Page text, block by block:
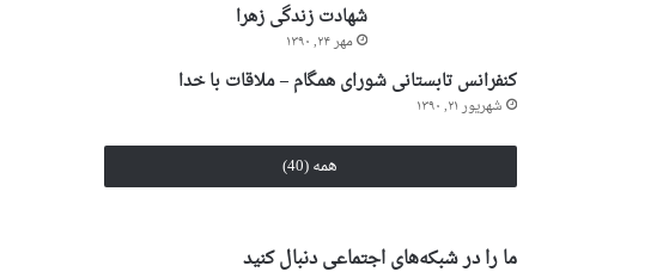
شهادت زندگی زهرا
مهر ۲۴, ۱۳۹۰
کنفرانس تابستانی شورای همگام – ملاقات با خدا
شهریور ۲۱, ۱۳۹۰
همه (40)
ما را در شبکه‌های اجتماعی دنبال کنید